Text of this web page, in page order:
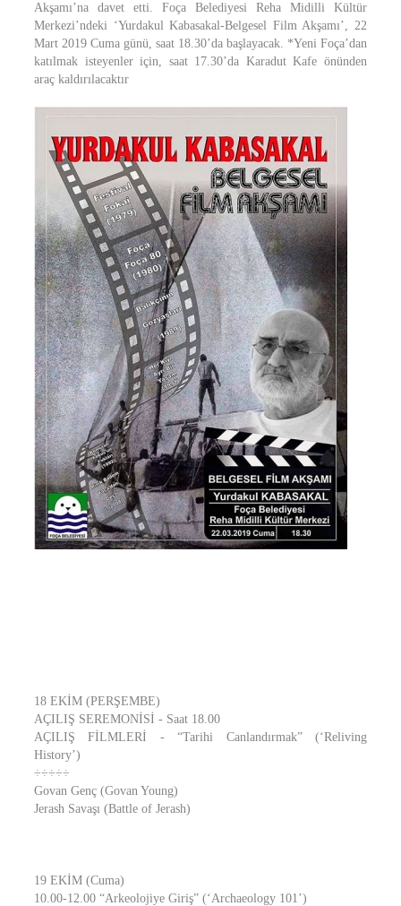
Akşamı’na davet etti. Foça Belediyesi Reha Midilli Kültür
Merkezi’ndeki ‘Yurdakul Kabasakal-Belgesel Film Akşamı’, 22
Mart 2019 Cuma günü, saat 18.30’da başlayacak. *Yeni Foça’dan
katılmak isteyenler için, saat 17.30’da Karadut Kafe önünden
araç kaldırılacaktır
18 EKİM (PERŞEMBE)
AÇILIŞ SEREMONİSİ - Saat 18.00
AÇILIŞ FİLMLERİ - “Tarihi Canlandırmak” (‘Reliving
History’)
÷÷÷÷÷
Govan Genç (Govan Young)
Jerash Savaşı (Battle of Jerash)
19 EKİM (Cuma)
10.00-12.00 “Arkeolojiye Giriş” (‘Archaeology 101’)